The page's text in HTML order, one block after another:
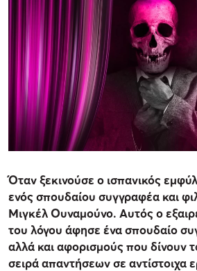
Όταν ξεκινούσε ο ισπανικός
ενός σπουδαίου συγγραφέα και
Μιγκέλ Ουναμούνο. Αυτός ο
του λόγου άφησε ένα σπουδαίο
αλλά και αφορισμούς που δίνουν
σειρά απαντήσεων σε αντίστοιχα